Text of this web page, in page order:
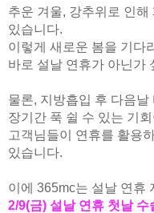
🏆대한민국 최다
추운 겨울, 강추위로 인
있습니다.
이렇게 새로운 봄을 기다
바로 설날 연휴가 아닌가
물론, 지방흡입 후 다음
장기간 푹 쉴 수 있는 기
고객님들이 연휴를 활용
있습니다.
이에 365mc는 설날 연휴
2/9(금) 설날 연휴 첫날 수